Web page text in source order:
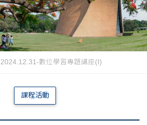
2024.12.31-數位學習專題講座(I)
課程活動